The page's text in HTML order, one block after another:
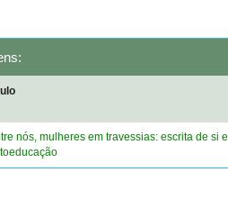
nós, mulheres em travessias: escrita de si e